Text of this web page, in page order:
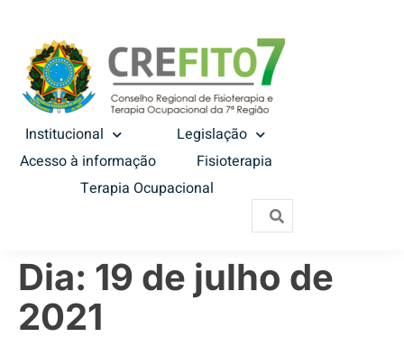
Institucional
Legislação
Acesso à informação
Fisioterapia
Terapia Ocupacional
Dia: 19 de julho de
2021